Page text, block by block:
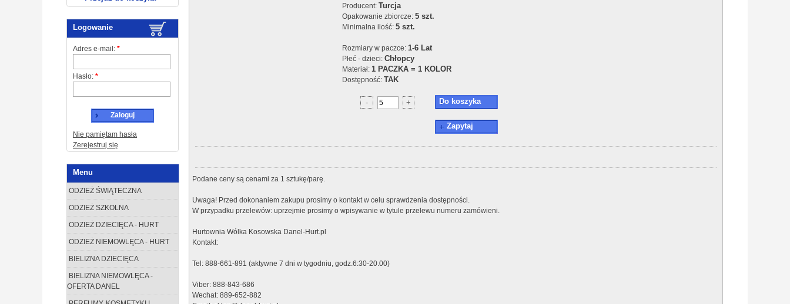
Logowanie
Adres e-mail: *
Hasło: *
Zaloguj
Nie pamiętam hasła
Zerejestruj się
Menu
ODZIEŻ ŚWIĄTECZNA
ODZIEŻ SZKOLNA
ODZIEŻ DZIECIĘCA - HURT
ODZIEŻ NIEMOWLĘCA - HURT
BIELIZNA DZIECIĘCA
BIELIZNA NIEMOWLĘCA -
OFERTA DANEL
Producent: Turcja
Opakowanie zbiorcze: 5 szt.
Minimalna ilość: 5 szt.
Rozmiary w paczce: 1-6 Lat
Płeć - dzieci: Chłopcy
Materiał: 1 PACZKA = 1 KOLOR
Dostępność: TAK
- + Do koszyka
Zapytaj
Podane ceny są cenami za 1 sztukę/parę.
Uwaga! Przed dokonaniem zakupu prosimy o kontakt w celu sprawdzenia dostępności.
W przypadku przelewów: uprzejmie prosimy o wpisywanie w tytule przelewu numeru zamówieni.
Hurtownia Wólka Kosowska Danel-Hurt.pl
Kontakt:
Tel: 888-661-891 (aktywne 7 dni w tygodniu, godz.6:30-20.00)
Viber: 888-843-686
Wechat: 889-652-882